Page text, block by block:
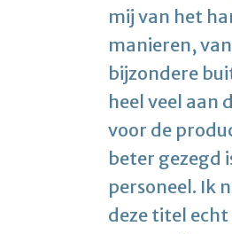
mij van het
manieren,
bijzondere
heel veel aan
voor de
beter gezegd
personeel. Ik
deze titel